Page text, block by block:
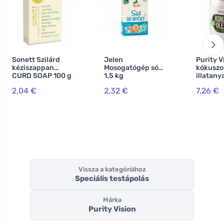
Sonett Szilárd
kéziszappan
CURD SOAP 100 g
2,04 €
Jelen
Mosogatógép só
1,5 kg
2,32 €
Purity
7,26 €
Vissza a kategóriához
Speciális testápolás
Márka
Purity Vision